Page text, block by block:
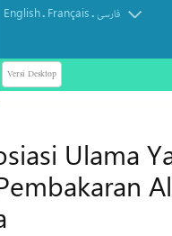
English. Français.فارسی
Versi Desktop
Ulama